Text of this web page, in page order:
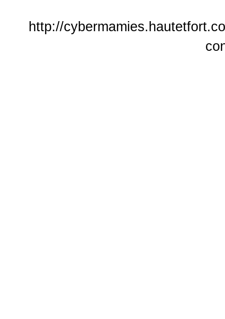
http://